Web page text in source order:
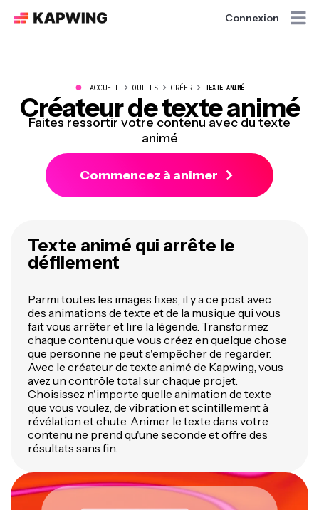
Connexion
● ACCUEIL OUTILS CRÉER TEXTE ANIMÉ
Créateur de texte animé
Faites ressortir votre contenu avec du texte
animé
Commencez à animer
Texte animé qui arrête le
défilement
Parmi toutes les images fixes, il y a ce post avec
des animations de texte et de la musique qui vous
fait vous arrêter et lire la légende. Transformez
chaque contenu que vous créez en quelque chose
que personne ne peut s'empêcher de regarder.
Avec le créateur de texte animé de Kapwing, vous
avez un contrôle total sur chaque projet.
Choisissez n'importe quelle animation de texte
que vous voulez, de vibration et scintillement à
révélation et chute. Animer le texte dans votre
contenu ne prend qu'une seconde et offre des
résultats sans fin.